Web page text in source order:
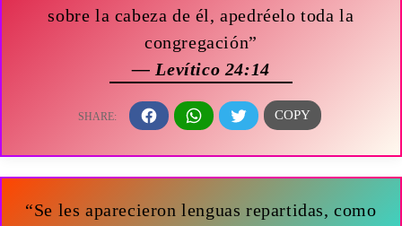
sobre la cabeza de él, apedréelo toda la
congregación”
— Levítico 24:14
“Se les aparecieron lenguas repartidas, como